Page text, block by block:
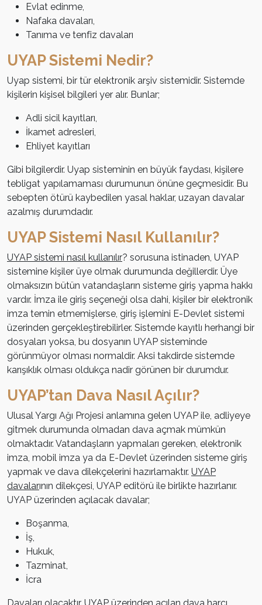
Evlat edinme,
Nafaka davaları,
Tanıma ve tenfiz davaları
UYAP Sistemi Nedir?
Uyap sistemi, bir tür elektronik arşiv sistemidir. Sistemde
kişilerin kişisel bilgileri yer alır. Bunlar;
Adli sicil kayıtları,
İkamet adresleri,
Ehliyet kayıtları
Gibi bilgilerdir. Uyap sisteminin en büyük faydası, kişilere
tebligat yapılamaması durumunun önüne geçmesidir. Bu
sebepten ötürü kaybedilen yasal haklar, uzayan davalar
azalmış durumdadır.
UYAP Sistemi Nasıl Kullanılır?
UYAP sistemi nasıl kullanılır? sorusuna istinaden, UYAP
sistemine kişiler üye olmak durumunda değillerdir. Üye
olmaksızın bütün vatandaşların sisteme giriş yapma hakkı
vardır. İmza ile giriş seçeneği olsa dahi, kişiler bir elektronik
imza temin etmemişlerse, giriş işlemini E-Devlet sistemi
üzerinden gerçekleştirebilirler. Sistemde kayıtlı herhangi bir
dosyaları yoksa, bu dosyanın UYAP sisteminde
görünmüyor olması normaldir. Aksi takdirde sistemde
karışıklık olması oldukça nadir görünen bir durumdur.
UYAP’tan Dava Nasıl Açılır?
Ulusal Yargı Ağı Projesi anlamına gelen UYAP ile, adliyeye
gitmek durumunda olmadan dava açmak mümkün
olmaktadır. Vatandaşların yapmaları gereken, elektronik
imza, mobil imza ya da E-Devlet üzerinden sisteme giriş
yapmak ve dava dilekçelerini hazırlamaktır. UYAP
davalarının dilekçesi, UYAP editörü ile birlikte hazırlanır.
UYAP üzerinden açılacak davalar;
Boşanma,
İş,
Hukuk,
Tazminat,
İcra